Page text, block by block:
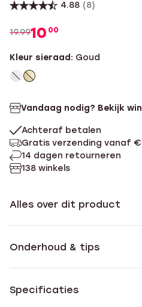
4.88 (8)
19.9910 00
Kleur sieraad: Goud
Vandaag nodig? Bekijk
Achteraf betalen
Gratis verzending vanaf
14 dagen retourneren
138 winkels
Alles over dit product
Onderhoud & tips
Specificaties